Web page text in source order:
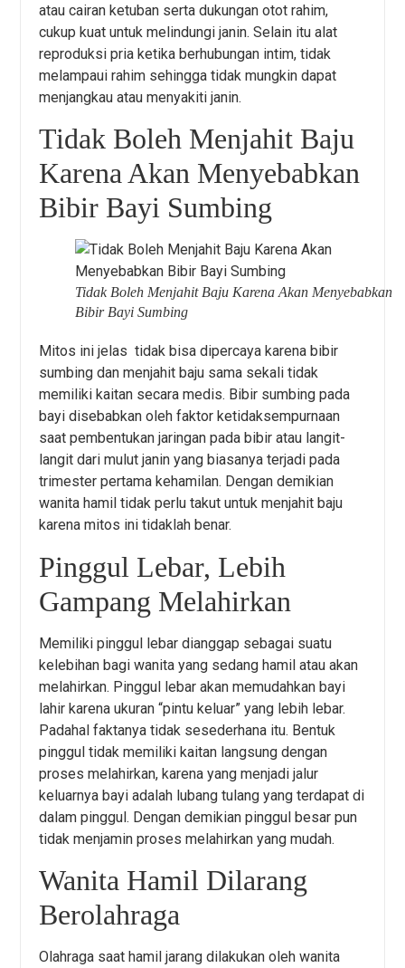
atau cairan ketuban serta dukungan otot rahim,
cukup kuat untuk melindungi janin. Selain itu alat
reproduksi pria ketika berhubungan intim, tidak
melampaui rahim sehingga tidak mungkin dapat
menjangkau atau menyakiti janin.
Tidak Boleh Menjahit Baju
Karena Akan Menyebabkan
Bibir Bayi Sumbing
Tidak Boleh Menjahit Baju Karena Akan Menyebabkan
Bibir Bayi Sumbing
Mitos ini jelas tidak bisa dipercaya karena bibir
sumbing dan menjahit baju sama sekali tidak
memiliki kaitan secara medis. Bibir sumbing pada
bayi disebabkan oleh faktor ketidaksempurnaan
saat pembentukan jaringan pada bibir atau langit-
langit dari mulut janin yang biasanya terjadi pada
trimester pertama kehamilan. Dengan demikian
wanita hamil tidak perlu takut untuk menjahit baju
karena mitos ini tidaklah benar.
Pinggul Lebar, Lebih
Gampang Melahirkan
Memiliki pinggul lebar dianggap sebagai suatu
kelebihan bagi wanita yang sedang hamil atau akan
melahirkan. Pinggul lebar akan memudahkan bayi
lahir karena ukuran “pintu keluar” yang lebih lebar.
Padahal faktanya tidak sesederhana itu. Bentuk
pinggul tidak memiliki kaitan langsung dengan
proses melahirkan, karena yang menjadi jalur
keluarnya bayi adalah lubang tulang yang terdapat di
dalam pinggul. Dengan demikian pinggul besar pun
tidak menjamin proses melahirkan yang mudah.
Wanita Hamil Dilarang
Berolahraga
Olahraga saat hamil jarang dilakukan oleh wanita